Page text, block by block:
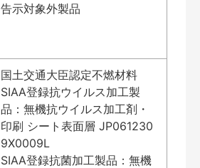
告示対象外製品
国土交通大臣認定不燃材料
SIAA登録抗ウイルス加工製
品：無機抗ウイルス加工剤・
印刷 シート表面層 JP061230
9X0009L
SIAA登録抗菌加工製品：無機